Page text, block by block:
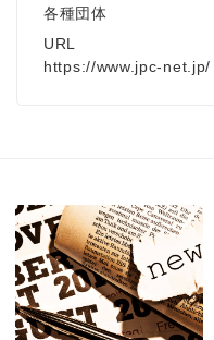
各種団体
URL
https://www.jpc-net.jp/